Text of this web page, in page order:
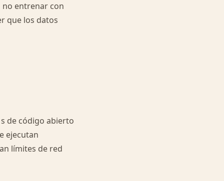
entrenar con
que los datos
de código abierto
ejecutan
límites de red